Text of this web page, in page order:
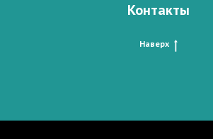
Контакты
Наверх